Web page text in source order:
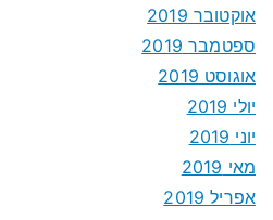
אוקטובר 2019
ספטמבר 2019
אוגוסט 2019
יולי 2019
יוני 2019
מאי 2019
אפריל 2019